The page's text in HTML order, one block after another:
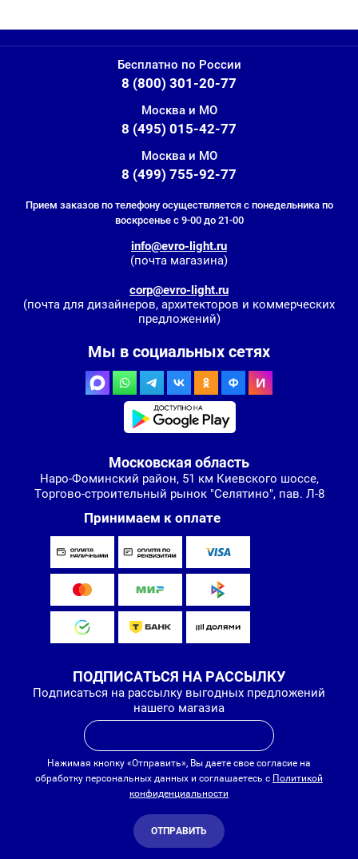
Бесплатно по России
8 (800) 301-20-77
Москва и МО
8 (495) 015-42-77
Москва и МО
8 (499) 755-92-77
Прием заказов по телефону осуществляется с понедельника по
воскрсенье с 9-00 до 21-00
info@evro-light.ru
(почта магазина)
corp@evro-light.ru
(почта для дизайнеров, архитекторов и коммерческих
предложений)
Мы в социальных сетях
Московская область
Наро-Фоминский район, 51 км Киевского шоссе,
Торгово-строительный рынок "Селятино", пав. Л-8
Принимаем к оплате
ПОДПИСАТЬСЯ НА РАССЫЛКУ
Подписаться на рассылку выгодных предложений
нашего магазиа
Нажимая кнопку «Отправить», Вы даете свое согласие на
обработку персональных данных и соглашаетесь с Политикой
конфиденциальности
ОТПРАВИТЬ